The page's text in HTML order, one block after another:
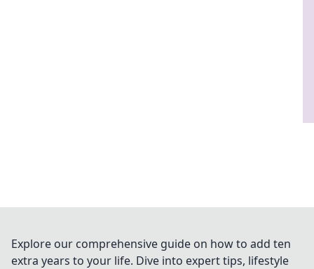
Explore our comprehensive guide on how to add ten
extra years to your life. Dive into expert tips, lifestyle